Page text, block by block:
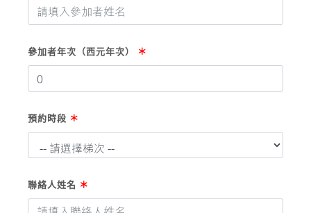
參加者年次（西元年次） ＊
預約時段 ＊
聯絡人姓名 ＊